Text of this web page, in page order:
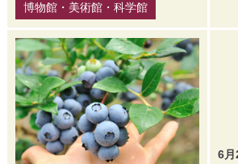
博物館・美術館・科学館
6月